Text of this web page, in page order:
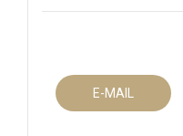
E-MAIL